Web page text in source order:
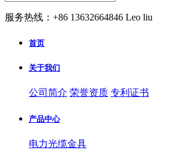
服务热线：+86 13632664846 Leo liu
首页
关于我们
公司简介 荣誉资质 专利证书
产品中心
电力光缆金具